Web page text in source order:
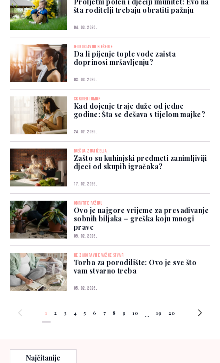
šta roditelji trebaju obratiti pažnju
04. 03. 2026.
JEDNOSTAVNO RJEŠENJE
Da li pijenje tople vode zaista
doprinosi mršavljenju?
03. 03. 2026.
SKRIVENI UMOR
Kad dojenje traje duže od jedne
godine: Šta se dešava s tijelom majke?
24. 02. 2026.
DJEČIJA ZNATIŽELJA
Zašto su kuhinjski predmeti zanimljiviji
djeci od skupih igračaka?
17. 02. 2026.
OBRATITE PAŽNJU
Ovo je najgore vrijeme za presađivanje
sobnih biljaka – greška koju mnogi
prave
09. 02. 2026.
NE ZABORAVITE VAŽNE STVARI
Torba za porodilište: Ovo je sve što
vam stvarno treba
05. 02. 2026.
1 2 3 4 5 6 7 8 9 10 ... 19 20
Najčitanije